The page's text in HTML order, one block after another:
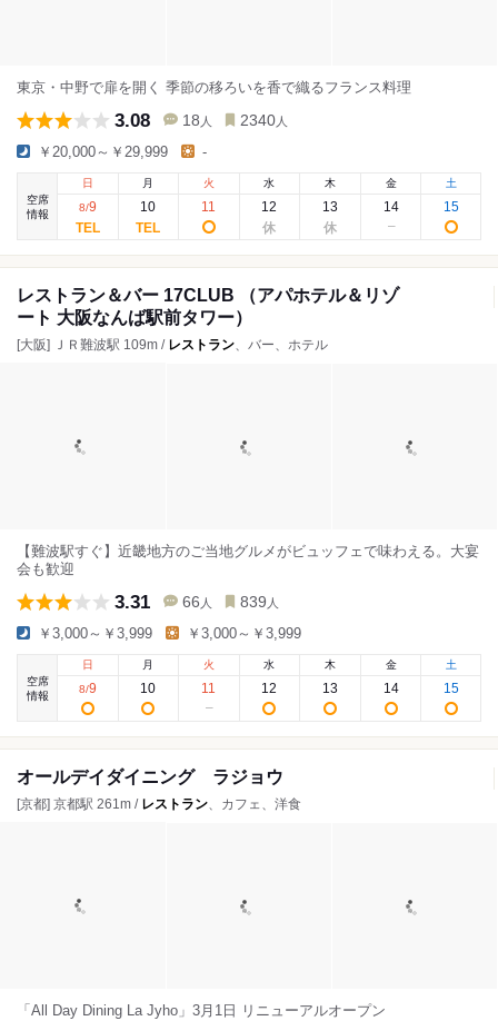
東京・中野で扉を開く 季節の移ろいを香で織るフランス料理
3.08 18 人 2340 人
￥20,000～￥29,999 -
空席
情報
日
8/9
月
10
火
11
水
12
木
13
金
14
土
15
レストラン＆バー 17CLUB （アパホテル＆リゾ
ート 大阪なんば駅前タワー）
[大阪] ＪＲ難波駅 109m / レストラン、バー、ホテル
【難波駅すぐ】近畿地方のご当地グルメがビュッフェで味わえる。大宴
会も歓迎
3.31 66 人 839 人
￥3,000～￥3,999 ￥3,000～￥3,999
空席
情報
日
8/9
月
10
火
11
水
12
木
13
金
14
土
15
オールデイダイニング ラジョウ
[京都] 京都駅 261m / レストラン、カフェ、洋食
「All Day Dining La Jyho」3月1日 リニューアルオープン